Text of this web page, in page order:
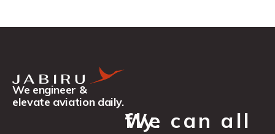
We engineer &
elevate aviation daily.
We can all fly.